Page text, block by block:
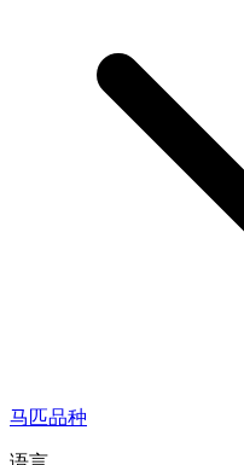
马匹品种